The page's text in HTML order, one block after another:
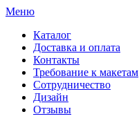
Меню
Каталог
Доставка и оплата
Контакты
Требование к макетам
Сотрудничество
Дизайн
Отзывы